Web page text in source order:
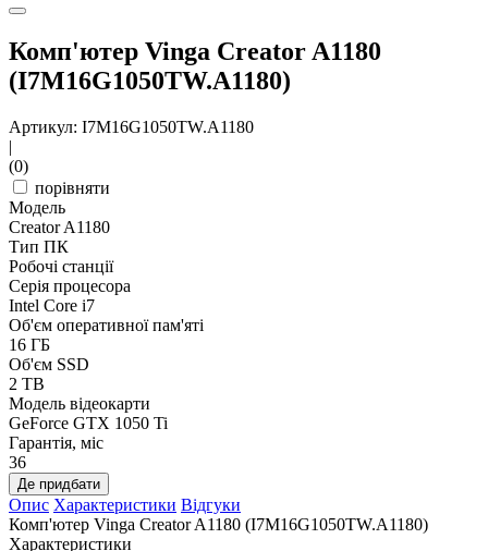
Комп'ютер Vinga Creator A1180
(I7M16G1050TW.A1180)
Артикул: I7M16G1050TW.A1180
|
(0)
порівняти
Модель
Creator A1180
Тип ПК
Робочі станції
Серія процесора
Intel Core i7
Об'єм оперативної пам'яті
16 ГБ
Об'єм SSD
2 TB
Модель відеокарти
GeForce GTX 1050 Ti
Гарантія, міс
36
Де придбати
Опис Характеристики Відгуки
Комп'ютер Vinga Creator A1180 (I7M16G1050TW.A1180)
Характеристики